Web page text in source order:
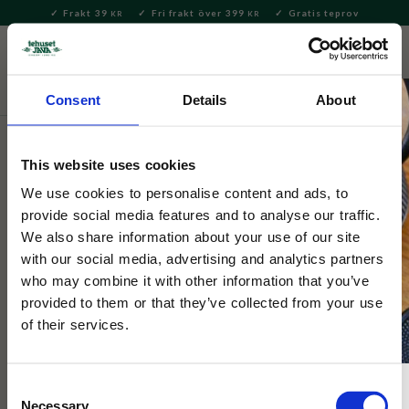
Consent Details About
This website uses cookies
We use cookies to personalise content and ads, to
provide social media features and to analyse our traffic.
We also share information about your use of our site
with our social media, advertising and analytics partners
who may combine it with other information that you’ve
provided to them or that they’ve collected from your use
of their services.
Necessary
Meny
Frakt 39 KR Fri frakt över 399 KR Gratis teprov
Te Löste Svart te
Tehuset Java
Fredagsmys Svart te burk 100g
En härligt fruktig blandning att njuta av närsomhelst, instant
fredagsfeeling från tekoppen!